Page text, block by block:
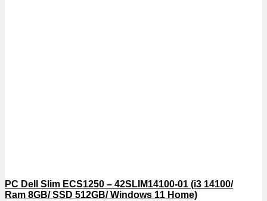
PC Dell Slim ECS1250 – 42SLIM14100-01 (i3 14100/
Ram 8GB/ SSD 512GB/ Windows 11 Home)